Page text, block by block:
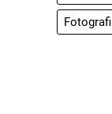
Fotografi